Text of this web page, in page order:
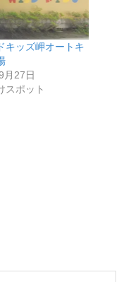
キッズ岬オートキ
月27日
スポット